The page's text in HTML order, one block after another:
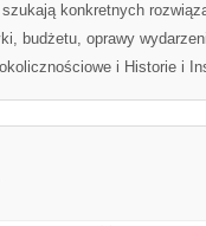
konkretnych
budżetu, oprawy
i Historie i